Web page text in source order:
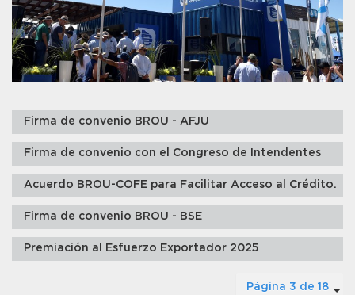
Firma de convenio BROU - AFJU
Firma de convenio con el Congreso de Intendentes
Acuerdo BROU-COFE para Facilitar Acceso al Crédito.
Firma de convenio BROU - BSE
Premiación al Esfuerzo Exportador 2025
Página 3 de 18